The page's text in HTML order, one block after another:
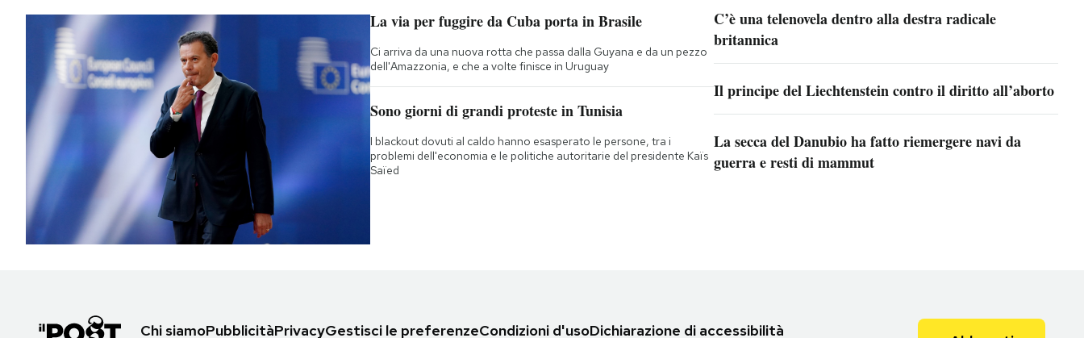
La via per fuggire da Cuba porta in Brasile
Ci arriva da una nuova rotta che passa dalla Guyana e da un pezzo
dell'Amazzonia, e che a volte finisce in Uruguay
Sono giorni di grandi proteste in Tunisia
I blackout dovuti al caldo hanno esasperato le persone, tra i
problemi dell'economia e le politiche autoritarie del presidente Kaïs
Saïed
C’è una telenovela dentro alla destra radicale
britannica
Il principe del Liechtenstein contro il diritto all’aborto
La secca del Danubio ha fatto riemergere navi da
guerra e resti di mammut
Chi siamoPubblicitàPrivacyGestisci le preferenzeCondizioni d'usoDichiarazione di accessibilità